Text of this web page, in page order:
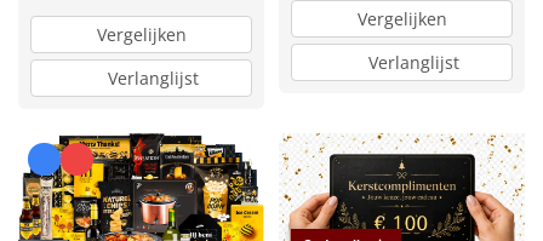
Vergelijken
Verlanglijst
Vergelijken
Verlanglijst